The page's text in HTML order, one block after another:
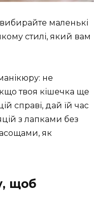
вибирайте маленькі
стилі, який вам
не
твоя кішечка ще
справі, дай їй час
з лапками без
як
щоб